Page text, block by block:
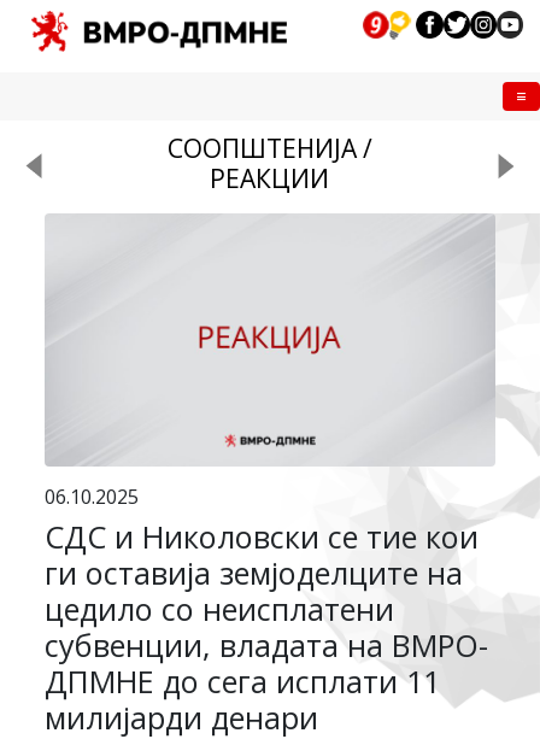
СООПШТЕНИЈА /
РЕАКЦИИ
06.10.2025
СДС и Николовски се тие кои
ги оставија земјоделците на
цедило со неисплатени
субвенции, владата на ВМРО-
ДПМНЕ до сега исплати 11
милијарди денари